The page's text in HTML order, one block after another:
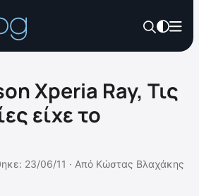
Xperia Ray, Τις
είχε το
23/06/11 · Από Κώστας Βλαχάκης